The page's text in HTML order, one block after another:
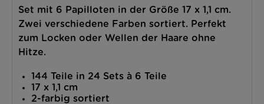
Set mit 6 Papilloten in der Größe 17 x 1,1 cm.
Zwei verschiedene Farben sortiert. Perfekt
zum Locken oder Wellen der Haare ohne
Hitze.
144 Teile in 24 Sets à 6 Teile
17 x 1,1 cm
2-farbig sortiert